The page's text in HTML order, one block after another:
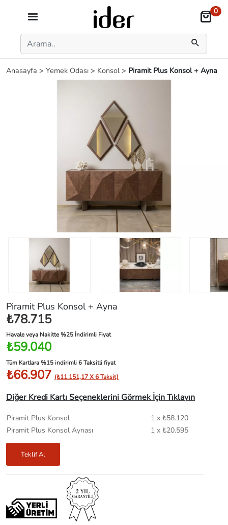
0
Anasayfa > Yemek Odası > Konsol > Piramit Plus Konsol + Ayna
Piramit Plus Konsol + Ayna
₺78.715
Havale veya Nakitte %25 İndirimli Fiyat
₺59.040
Tüm Kartlara %15 indirimli 6 Taksitli fiyat
₺66.907 (₺11.151,17 X 6 Taksit)
Diğer Kredi Kartı Seçeneklerini Görmek İçin Tıklayın
Piramit Plus Konsol
1 x ₺58.120
Piramit Plus Konsol Aynası
1 x ₺20.595
Teklif Al